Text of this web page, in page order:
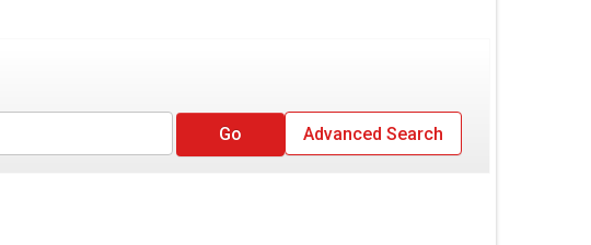
Advanced Search